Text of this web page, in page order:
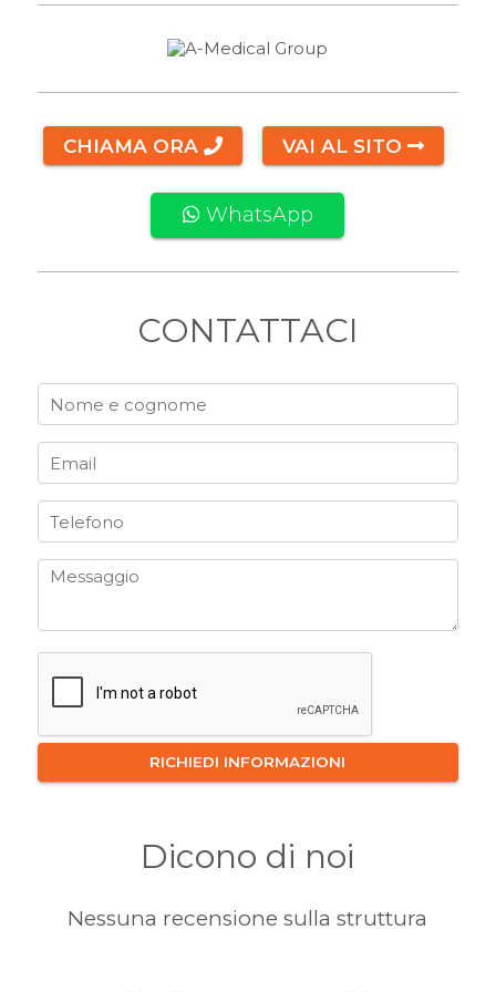
CHIAMA ORA VAI AL SITO
WhatsApp
CONTATTACI
Dicono di noi
Nessuna recensione sulla struttura